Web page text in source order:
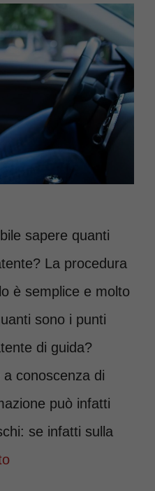
sapere quanti
La procedura
è semplice e molto
sono i punti
di guida?
conoscenza di
può infatti
se infatti sulla